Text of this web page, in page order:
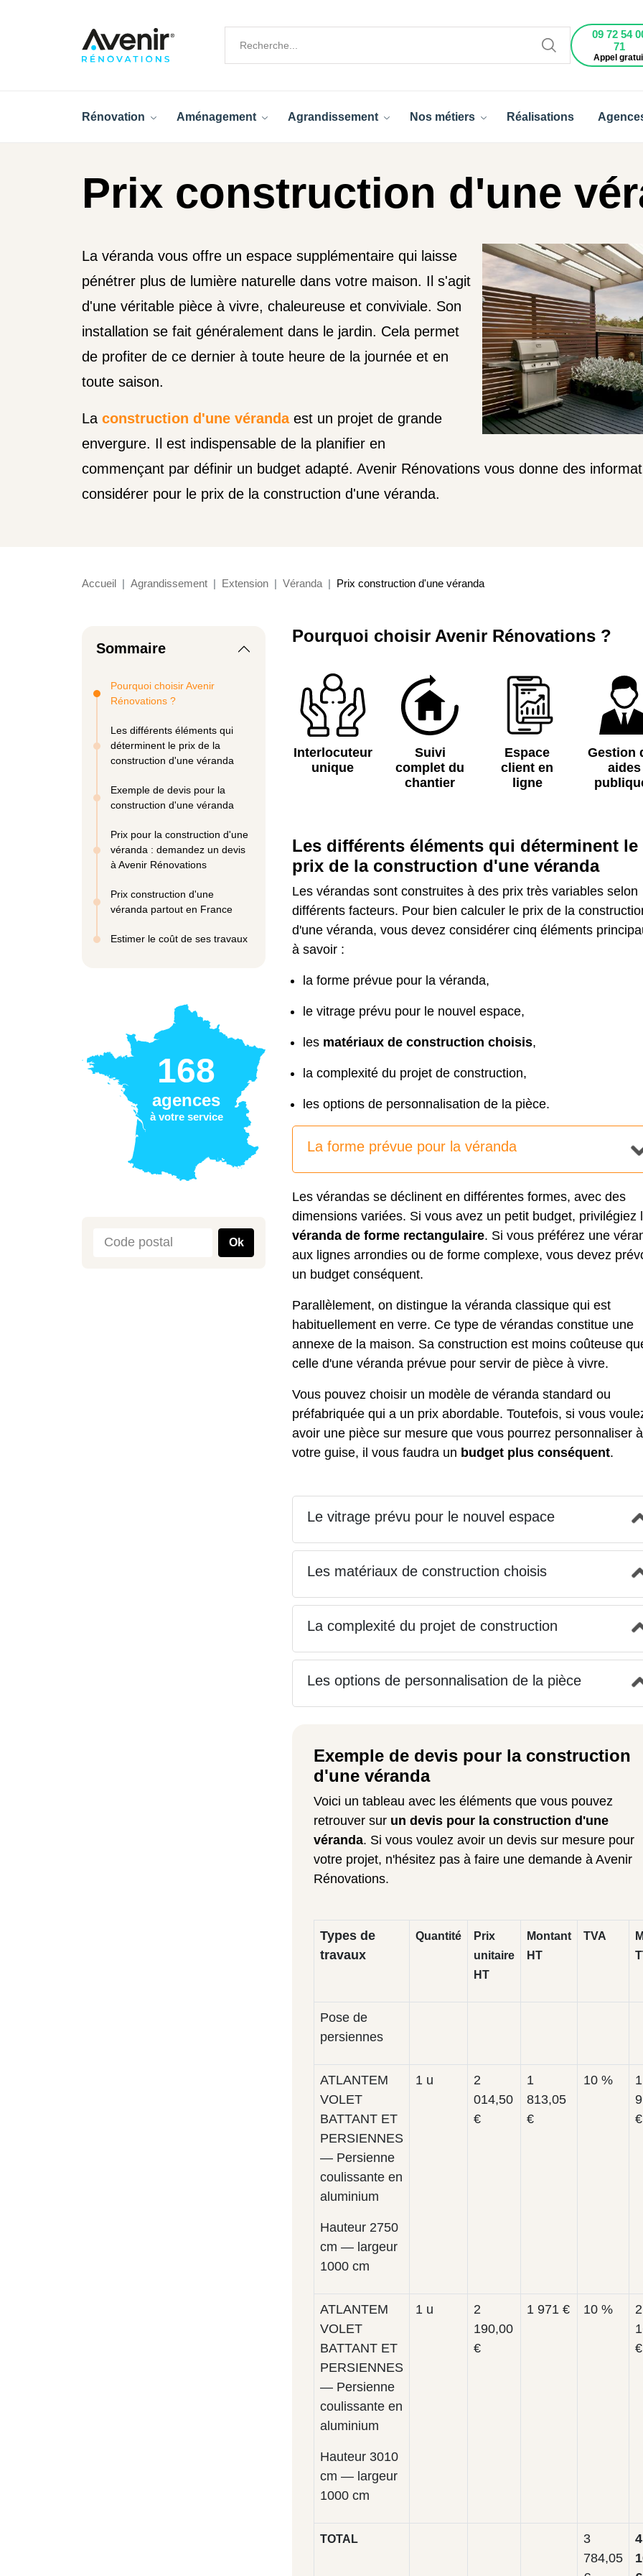
09 72 54
71
Appel
Rénovation Aménagement Agrandissement Nos métiers Réalisations
Prix construction d'une
La véranda vous offre un espace supplémentaire qui laisse
pénétrer plus de lumière naturelle dans votre maison. Il s'agit
d'une véritable pièce à vivre, chaleureuse et conviviale. Son
installation se fait généralement dans le jardin. Cela permet
de profiter de ce dernier à toute heure de la journée et en
toute saison.
La construction d'une vérandaest un projet de grande
envergure. Il est indispensable de la planifier en
commençant par définir un budget adapté. Avenir Rénovations vous donne des
considérer pour le prix de la construction d'une véranda.
Accueil Agrandissement Extension Véranda Prix construction d'une véranda
Sommaire
Pourquoi choisir Avenir
Rénovations ?
Les différents éléments qui
déterminent le prix de la
construction d'une véranda
Exemple de devis pour la
construction d'une véranda
Prix pour la construction d'une
véranda : demandez un devis
à Avenir Rénovations
Prix construction d'une
véranda partout en France
Estimer le coût de ses travaux
168
agences
à votre service
Ok
Pourquoi choisir Avenir Rénovations ?
Interlocuteur
unique
Suivi
complet du
chantier
Espace
client en
ligne
Gestion
aides
Les différents éléments qui déterminent le
prix de la construction d'une véranda
Les vérandas sont construites à des prix très variables selon
différents facteurs. Pour bien calculer le prix de la
d'une véranda, vous devez considérer cinq éléments
à savoir :
la forme prévue pour la véranda,
le vitrage prévu pour le nouvel espace,
les matériaux de construction choisis,
la complexité du projet de construction,
les options de personnalisation de la pièce.
La forme prévue pour la véranda
Les vérandas se déclinent en différentes formes, avec des
dimensions variées. Si vous avez un petit budget, privilégiez
véranda de forme rectangulaire. Si vous préférez une
aux lignes arrondies ou de forme complexe, vous devez
un budget conséquent.
Parallèlement, on distingue la véranda classique qui est
habituellement en verre. Ce type de vérandas constitue une
annexe de la maison. Sa construction est moins coûteuse
celle d'une véranda prévue pour servir de pièce à vivre.
Vous pouvez choisir un modèle de véranda standard ou
préfabriquée qui a un prix abordable. Toutefois, si vous
avoir une pièce sur mesure que vous pourrez personnaliser à
votre guise, il vous faudra un budget plus conséquent.
Le vitrage prévu pour le nouvel espace
Les matériaux de construction choisis
La complexité du projet de construction
Les options de personnalisation de la pièce
Exemple de devis pour la construction
d'une véranda
Voici un tableau avec les éléments que vous pouvez
retrouver sur un devis pour la construction d'une
véranda. Si vous voulez avoir un devis sur mesure pour
votre projet, n'hésitez pas à faire une demande à Avenir
Rénovations.
Types de
travaux
Quantité
Prix
unitaire
HT
Montant
HT
TVA
Pose de
persiennes
ATLANTEM
VOLET
BATTANT ET
PERSIENNES
— Persienne
coulissante en
aluminium
Hauteur 2750
cm — largeur
1000 cm
1 u
2
014,50
€
1
813,05
€
10 %
1
€
ATLANTEM
VOLET
BATTANT ET
PERSIENNES
— Persienne
coulissante en
aluminium
Hauteur 3010
cm — largeur
1000 cm
1 u
2
190,00
€
1 971 € 10 %
2
€
TOTAL
3
784,05
4